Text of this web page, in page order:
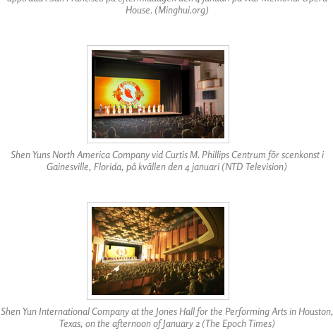
House. (Minghui.org)
Shen Yuns North America Company vid Curtis M. Phillips Centrum för scenkonst i
Gainesville, Florida, på kvällen den 4 januari (NTD Television)
Shen Yun International Company at the Jones Hall for the Performing Arts in Houston,
Texas, on the afternoon of January 2 (The Epoch Times)